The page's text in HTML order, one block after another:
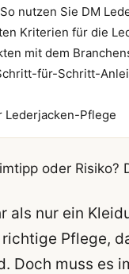
nutzen Sie DM
Kriterien für die
mit dem
für-Schritt-
Lederjacken-Pflege
oder Risiko?
als nur ein
Pflege,
Doch muss es